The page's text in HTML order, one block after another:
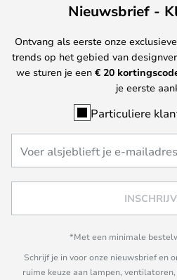
Nieuwsbrief -
Ontvang als eerste onze
trends op het gebied van
we sturen je een € 20
je eerste
Particuliere
*Met een minimale
Schrijf je in voor onze nieuwsbrief en
ruime keuze aan lampen,